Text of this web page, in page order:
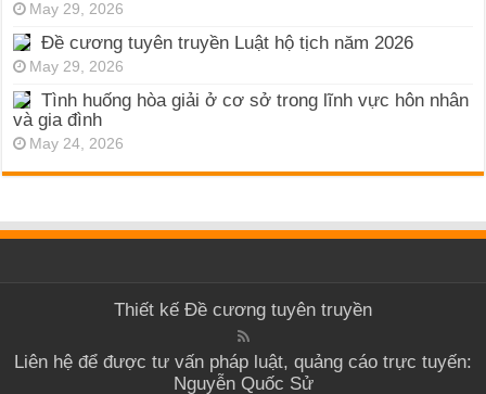
May 29, 2026
Đề cương tuyên truyền Luật hộ tịch năm 2026
May 29, 2026
Tình huống hòa giải ở cơ sở trong lĩnh vực hôn nhân
và gia đình
May 24, 2026
Thiết kế Đề cương tuyên truyền
Liên hệ để được tư vấn pháp luật, quảng cáo trực tuyến:
Nguyễn Quốc Sử